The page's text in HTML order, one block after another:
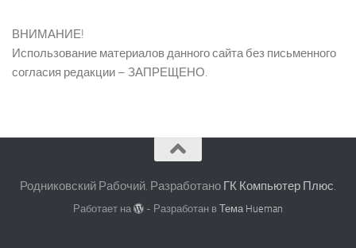
ВНИМАНИЕ!
Использование материалов данного сайта без письменного
согласия редакции – ЗАПРЕЩЕНО.
Родниковский Рабочий. Разработано ГК Компьютер Плюс.
Работает на - Разработан вТема Hueman